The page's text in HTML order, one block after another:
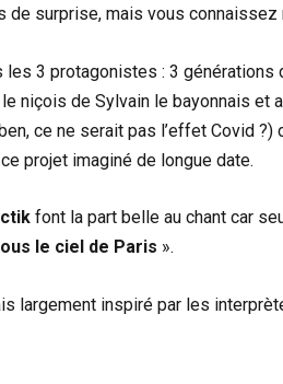
de surprise, mais vous
les 3 protagonistes : 3 générations
niçois de Sylvain le bayonnais et
ce ne serait pas l’effet Covid
projet imaginé de longue date.
font la part belle au chant car
le ciel de Paris ».
largement inspiré par les